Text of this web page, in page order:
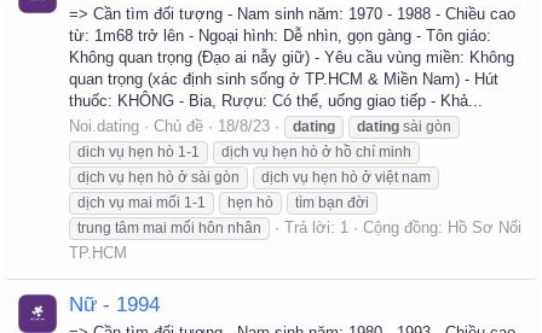
=> Cần tìm đối tượng - Nam sinh năm: 1970 - 1988 - Chiều cao
từ: 1m68 trở lên - Ngoại hình: Dễ nhìn, gọn gàng - Tôn giáo:
Không quan trọng (Đạo ai nẫy giữ) - Yêu cầu vùng miền: Không
quan trọng (xác định sinh sống ở TP.HCM & Miền Nam) - Hút
thuốc: KHÔNG - Bia, Rượu: Có thể, uống giao tiếp - Khả...
Noi.dating
Chủ đề 18/8/23 dating dating sài gòn
dich vụ hẹn hò 1-1
dịch vụ hẹn hò ở hồ chí minh
dịch vụ hẹn hò ở sài gòn
dịch vụ hẹn hò ở việt nam
dịch vụ mai mối 1-1
hẹn hò
tìm bạn đời
trung tâm mai mối hôn nhân
Trả lời: 1 Cộng đồng: Hồ Sơ Nối
TP.HCM
Nữ - 1994